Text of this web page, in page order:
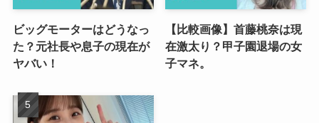
ビッグモーターはどうなっ
た？元社長や息子の現在が
ヤバい！
【比較画像】首藤桃奈は現
在激太り？甲子園退場の女
子マネ。